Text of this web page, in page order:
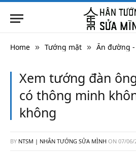
Home » Tướng mặt » Ấn đường -
Xem tướng đàn
có thông minh
không
BY NTSM | NHÂN TƯỚNG SỬA MÌNH ON 07/06/